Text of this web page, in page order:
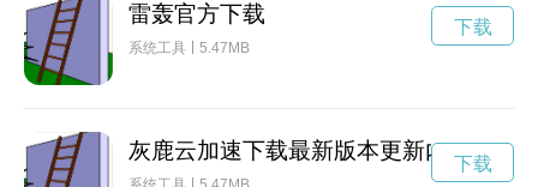
雷轰官方下载
系统工具 5.47MB
下载
灰鹿云加速下载最新版本更新内容下载